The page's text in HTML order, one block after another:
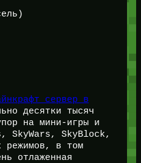
сервер в
десятки тысяч
на мини-игры и
SkyWars, SkyBlock,
режимов, в том
отлаженная